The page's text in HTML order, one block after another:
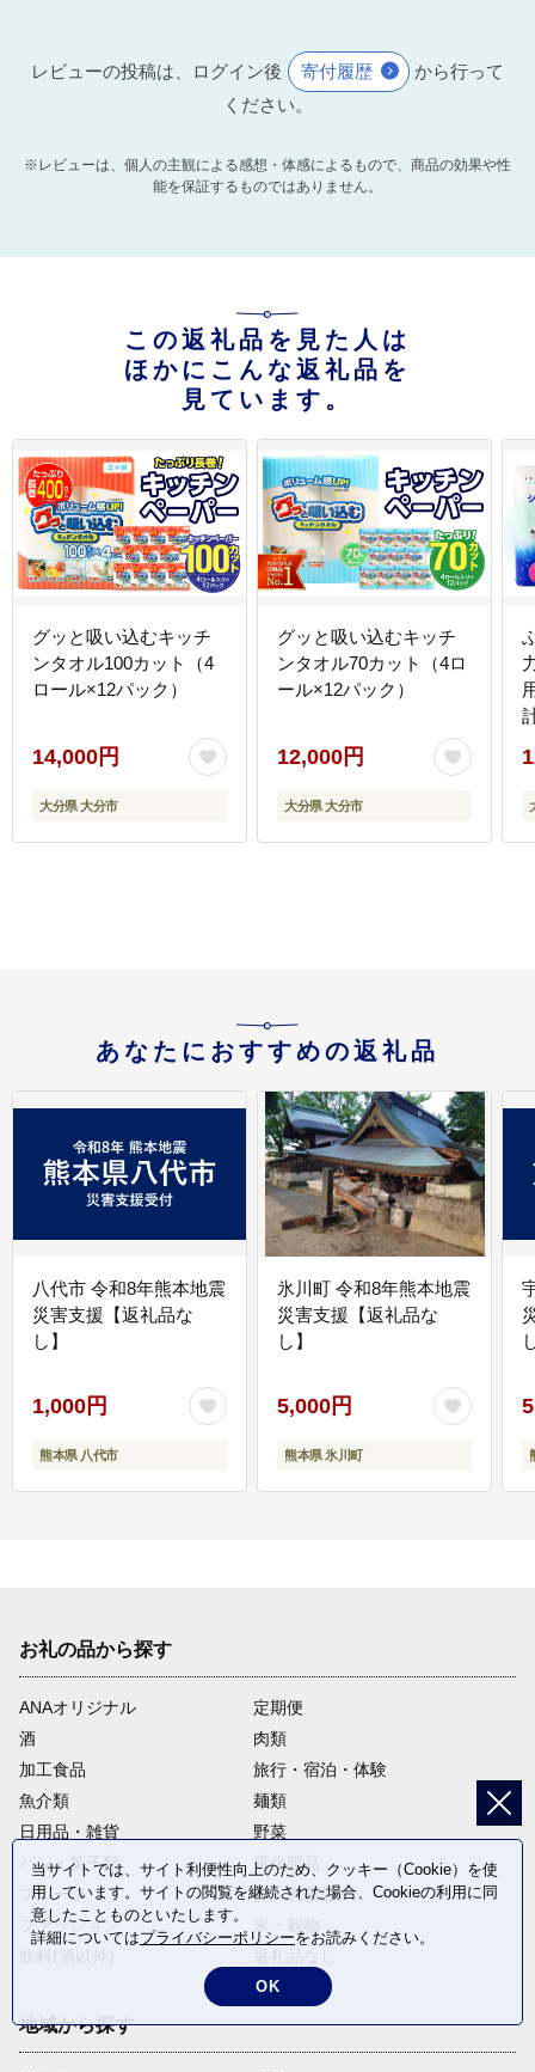
レビューの投稿は、ログイン後 寄付履歴
から行って
ください。
※レビューは、個人の主観による感想・体感によるもので、商品の効果や性
能を保証するものではありません。
この返礼品を見た人は
ほかにこんな返礼品を
見ています。
グッと吸い込むキッチ
ンタオル100カット（4
ロール×12パック）
14,000円
大分県 大分市
グッと吸い込むキッチ
ンタオル70カット（4ロ
ール×12パック）
12,000円
大分県 大分市
あなたにおすすめの返礼品
八代市 令和8年熊本地震
災害支援【返礼品な
し】
1,000円
熊本県 八代市
氷川町 令和8年熊本地震
災害支援【返礼品な
し】
5,000円
熊本県 氷川町
お礼の品から探す
ANAオリジナル
定期便
酒
肉類
加工食品
旅行・宿泊・体験
魚介類
麺類
日用品・雑貨
野菜
パン・菓子類
電化製品
フルーツ
卵・乳製品
ファッション
地域から探す
当サイトでは、サイト利便性向上のため、クッキー（Cookie）を使
用しています。サイトの閲覧を継続された場合、Cookieの利用に同
意したことものといたします。
詳細についてはプライバシーポリシーをお読みください。
OK